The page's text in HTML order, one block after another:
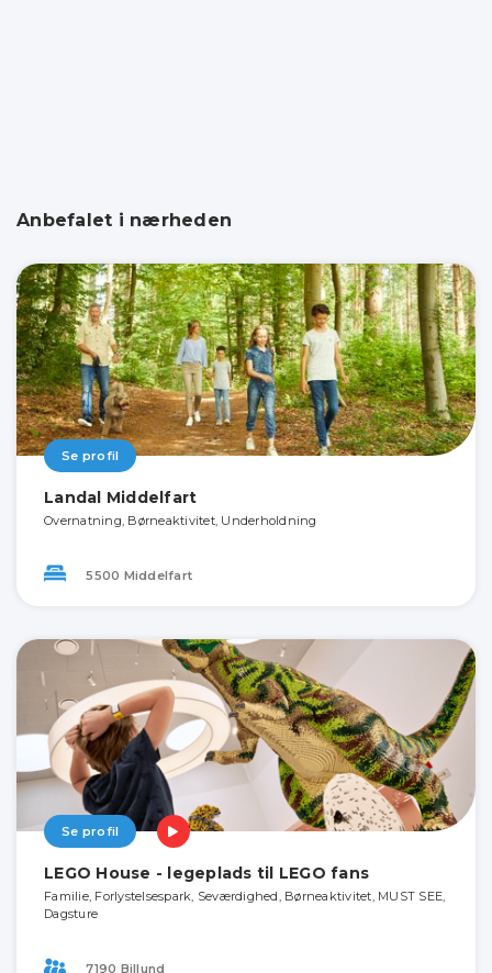
Anbefalet i nærheden
Se profil
Landal Middelfart
Overnatning, Børneaktivitet, Underholdning
5500 Middelfart
Se profil
LEGO House - legeplads til LEGO fans
Familie, Forlystelsespark, Seværdighed, Børneaktivitet, MUST SEE,
Dagsture
7190 Billund